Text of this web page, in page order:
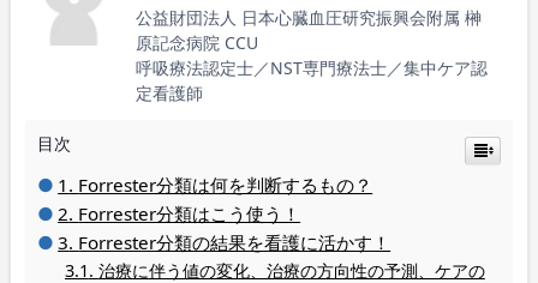
公益財団法人 日本心臓血圧研究振興会附属 榊
原記念病院 CCU
呼吸療法認定士／NST専門療法士／集中ケア認
定看護師
目次
Forrester分類は何を判断するもの？
Forrester分類はこう使う！
Forrester分類の結果を看護に活かす！
治療に伴う値の変化、治療の方向性の予測、ケアの